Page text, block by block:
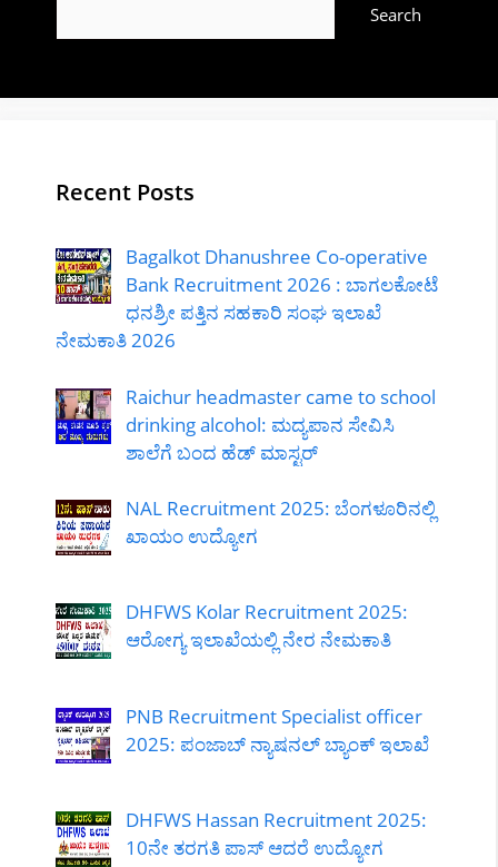
Search
Recent Posts
Bagalkot Dhanushree Co-operative
Bank Recruitment 2026 : ಬಾಗಲಕೋಟೆ
ಧನಶ್ರೀ ಪತ್ತಿನ ಸಹಕಾರಿ ಸಂಘ ಇಲಾಖೆ
ನೇಮಕಾತಿ 2026
Raichur headmaster came to school
drinking alcohol: ಮದ್ಯಪಾನ ಸೇವಿಸಿ
ಶಾಲೆಗೆ ಬಂದ ಹೆಡ್ ಮಾಸ್ಟರ್
NAL Recruitment 2025: ಬೆಂಗಳೂರಿನಲ್ಲಿ
ಖಾಯಂ ಉದ್ಯೋಗ
DHFWS Kolar Recruitment 2025:
ಆರೋಗ್ಯ ಇಲಾಖೆಯಲ್ಲಿ ನೇರ ನೇಮಕಾತಿ
PNB Recruitment Specialist officer
2025: ಪಂಜಾಬ್ ನ್ಯಾಷನಲ್ ಬ್ಯಾಂಕ್ ಇಲಾಖೆ
DHFWS Hassan Recruitment 2025:
10ನೇ ತರಗತಿ ಪಾಸ್ ಆದರೆ ಉದ್ಯೋಗ